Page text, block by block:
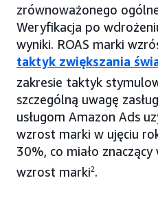
zrównoważonego
Weryfikacja po
wyniki. ROAS marki
taktyk zwiększania
zakresie taktyk
szczególną uwagę
usługom Amazon Ads
wzrost marki w ujęciu
30%, co miało
wzrost marki2.